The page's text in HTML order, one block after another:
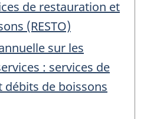
de restauration et
(RESTO)
sur les
: services de
de boissons